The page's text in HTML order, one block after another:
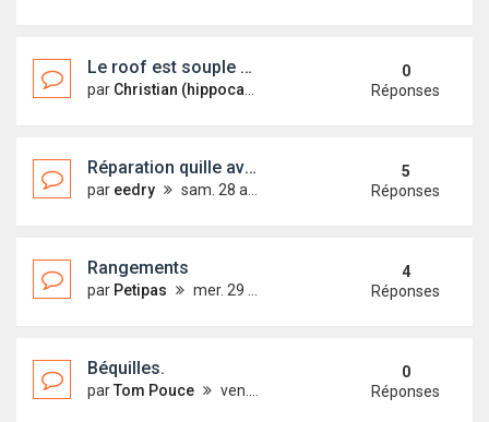
Le roof est souple sous le pied....
par Christian (hippocampe) mar. 19 juin 2018 23:09
0
Réponses
Réparation quille avec U Inox
par eedry sam. 28 avr. 2018 21:51
5
Réponses
Rangements
par Petipas mer. 29 nov. 2017 10:58
4
Réponses
Béquilles.
parTom Pouce ven. 13 oct. 2017 15:22
0
Réponses